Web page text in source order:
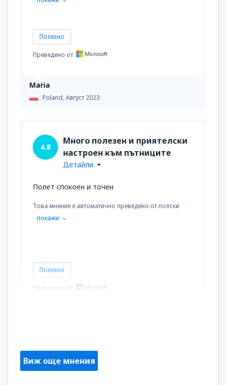
Maria
Poland,Август 2023
Полезно
Преведено от
4.8
Много полезен и приятелски
настроен към пътниците
Детайли
Полет спокоен и точен
Това мнение е автоматично преведено от полски
покажи
Полезно
Преведено от
Виж още мнения